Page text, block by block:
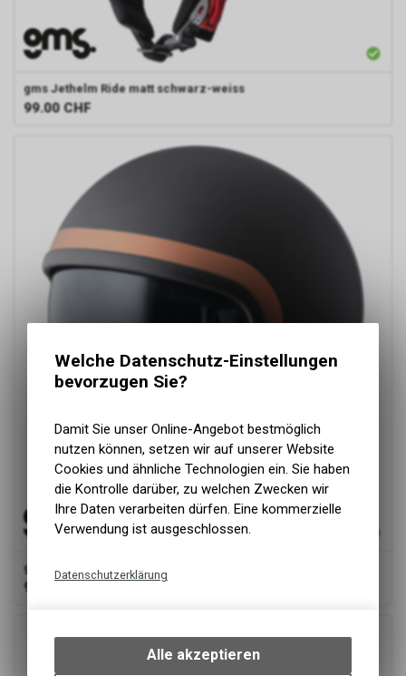
gms Jethelm Ride matt schwarz-weiss
99.00 CHF
gms Jethelm Ride matt schwarz-bronze
99.00
Welche Datenschutz-Einstellungen
bevorzugen Sie?
Damit Sie unser Online-Angebot bestmöglich
nutzen können, setzen wir auf unserer Website
Cookies und ähnliche Technologien ein. Sie haben
die Kontrolle darüber, zu welchen Zwecken wir
Ihre Daten verarbeiten dürfen. Eine kommerzielle
Verwendung ist ausgeschlossen.
Datenschutzerklärung
bestimmte Interaktionen und
Einstellungen auf Ihrem Gerät,
Alle akzeptieren